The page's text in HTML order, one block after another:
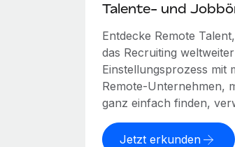
Talente- und
Entdecke Remote
das Recruiting
Einstellungsprozess mit
Remote-Unternehmen,
ganz einfach finden,
Jetzt erkunden